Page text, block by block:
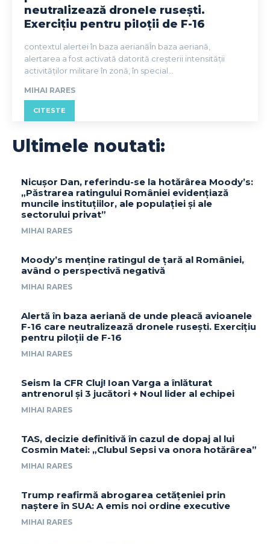
neutralizează dronele rusești.
Exercițiu pentru piloții de F-16
contextul alertei în baza aerianăÎn baza aeriană,
alertarea a fost activată datorită creșterii intensității
activităților militare în zonă, în special...
MIHAI RARES
CITESTE
Ultimele noutati:
Nicușor Dan, referindu-se la hotărârea Moody’s:
„Păstrarea ratingului României evidențiază
muncile instituțiilor, ale populației și ale
sectorului privat”
MIHAI RARES
Moody’s menține ratingul de țară al României,
având o perspectivă negativă
MIHAI RARES
Alertă în baza aeriană de unde pleacă avioanele
F-16 care neutralizează dronele rusești. Exercițiu
pentru piloții de F-16
MIHAI RARES
Seism la CFR Cluj! Ioan Varga a înlăturat
antrenorul și 3 jucători + Noul lider al echipei
MIHAI RARES
TAS, decizie definitivă în cazul de dopaj al lui
Cosmin Matei: „Clubul Sepsi va onora hotărârea”
MIHAI RARES
Trump reafirmă abrogarea cetățeniei prin
naștere în SUA: A emis noi ordine executive
MIHAI RARES